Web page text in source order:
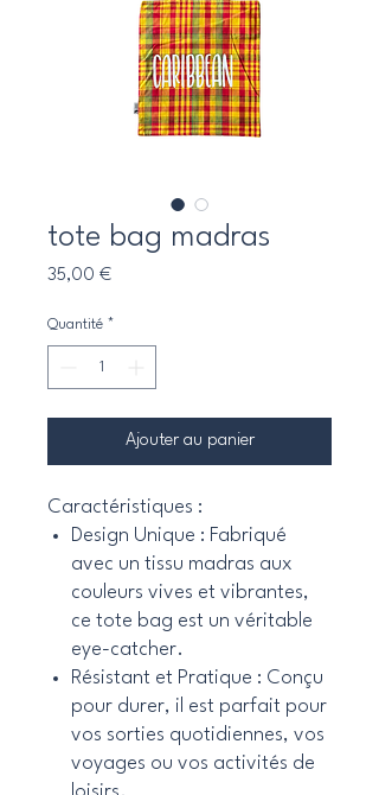
tote bag madras
35,00 €Prix
Quantité *
Ajouter au panier
Caractéristiques :
Design Unique : Fabriqué
avec un tissu madras aux
couleurs vives et vibrantes,
ce tote bag est un véritable
eye-catcher.
Résistant et Pratique : Conçu
pour durer, il est parfait pour
vos sorties quotidiennes, vos
voyages ou vos activités de